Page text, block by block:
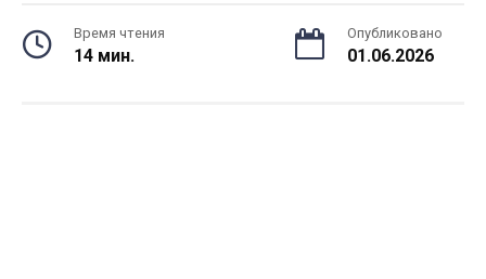
Время чтения
14 мин.
Опубликовано
01.06.2026